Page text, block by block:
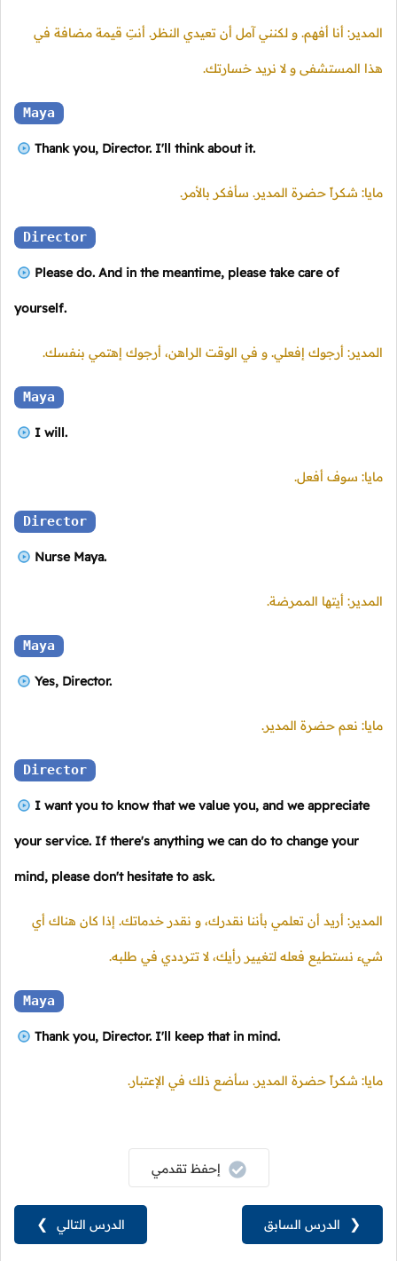
المدير: أنا أفهم. و لكنني آمل أن تعيدي النظر. أنتِ قيمة مضافة في
هذا المستشفى و لا نريد خسارتك.
Maya
Thank you, Director. I'll think about it.
مايا: شكراً حضرة المدير. سأفكر بالأمر.
Director
Please do. And in the meantime, please take care of
yourself.
المدير: أرجوك إفعلي. و في الوقت الراهن، أرجوك إهتمي بنفسك.
Maya
I will.
مايا: سوف أفعل.
Director
Nurse Maya.
المدير: أيتها الممرضة.
Maya
Yes, Director.
مايا: نعم حضرة المدير.
Director
I want you to know that we value you, and we appreciate
your service. If there's anything we can do to change your
mind, please don't hesitate to ask.
المدير: أريد أن تعلمي بأننا نقدرك، و نقدر خدماتك. إذا كان هناك أي
شيء نستطيع فعله لتغيير رأيك، لا تترددي في طلبه.
Maya
Thank you, Director. I'll keep that in mind.
مايا: شكراً حضرة المدير. سأضع ذلك في الإعتبار.
الدرس التالي ❯
إحفظ تقدمي
❮ الدرس السابق